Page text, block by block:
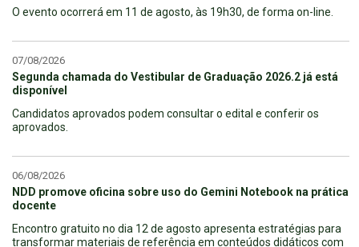
O evento ocorrerá em 11 de agosto, às 19h30, de forma on-line.
07/08/2026
Segunda chamada do Vestibular de Graduação 2026.2 já está
disponível
Candidatos aprovados podem consultar o edital e conferir os
aprovados.
06/08/2026
NDD promove oficina sobre uso do Gemini Notebook na prática
docente
Encontro gratuito no dia 12 de agosto apresenta estratégias para
transformar materiais de referência em conteúdos didáticos com